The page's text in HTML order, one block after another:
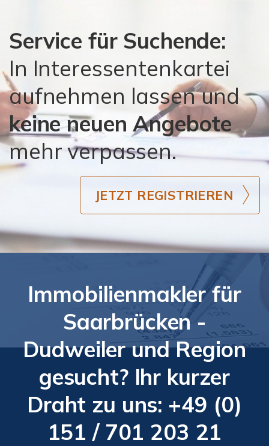
Service für Suchende:
In Interessentenkartei
aufnehmen lassen und
keine neuen Angebote
mehr verpassen.
JETZT REGISTRIEREN
Immobilienmakler für
Saarbrücken -
Dudweiler und Region
gesucht? Ihr kurzer
Draht zu uns: +49 (0)
151 / 701 203 21